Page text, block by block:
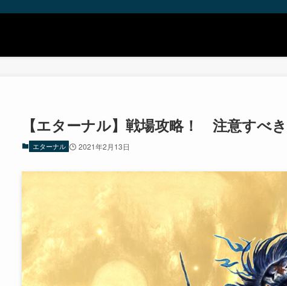
【エターナル】戦場攻略！ 注意すべ
エターナル 2021年2月13日